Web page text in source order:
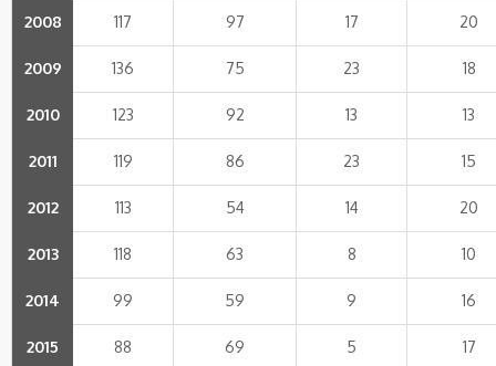
2008 117 97 17 20
2009 136 75 23 18
2010 123 92 13 13
2011 119 86 23 15
2012 113 54 14 20
2013 118 63 8 10
2014 99 59 9 16
2015 88 69 5 17